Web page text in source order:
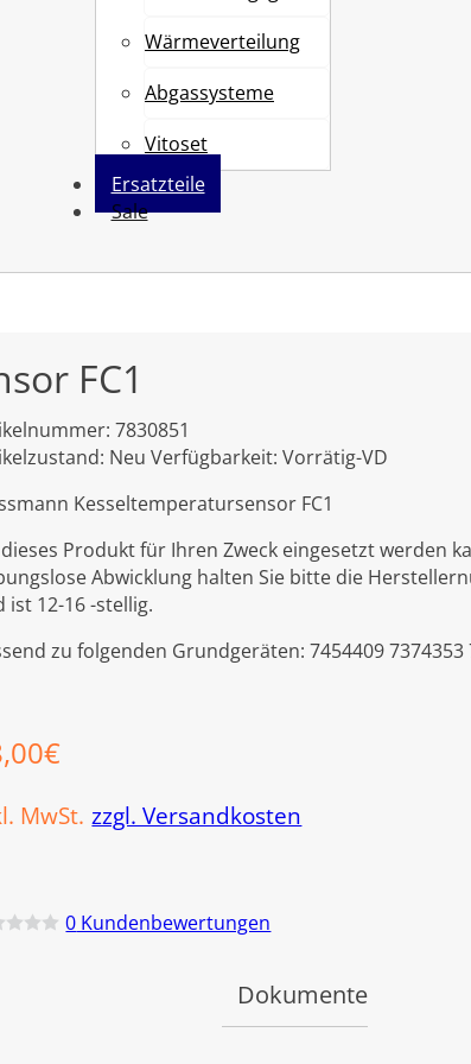
Wärmeverteilung
Abgassysteme
Vitoset
Ersatzteile
Sale
FC1
7830851
Neu Verfügbarkeit:Vorrätig-VD
Kesseltemperatursensor FC1
Produkt für Ihren Zweck eingesetzt werden
Abwicklung halten Sie bitte die
ist 12-16 -stellig.
zu folgenden Grundgeräten: 7454409 7374353
€
MwSt. zzgl. Versandkosten
0 Kundenbewertungen
Dokumente